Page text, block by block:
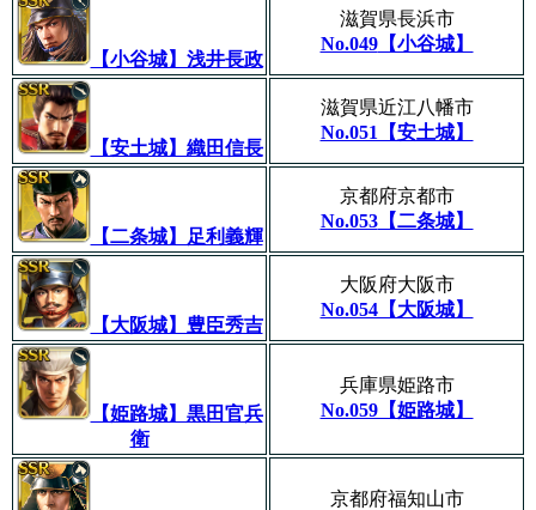
【小谷城】浅井長政
滋賀県長浜市
No.049【小谷城】
【安土城】織田信長
滋賀県近江八幡市
No.051【安土城】
【二条城】足利義輝
京都府京都市
No.053【二条城】
【大阪城】豊臣秀吉
大阪府大阪市
No.054【大阪城】
【姫路城】黒田官兵
衛
兵庫県姫路市
No.059【姫路城】
京都府福知山市